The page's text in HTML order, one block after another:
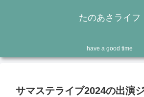
たのあさライフ
have a good time
サマステライブ2024の出演